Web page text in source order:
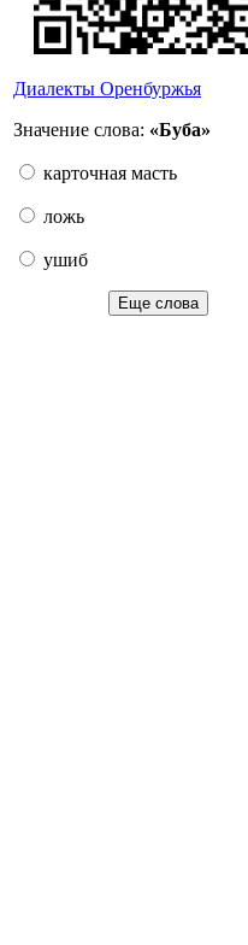
Диалекты Оренбуржья
Значение слова: «Буба»
карточная масть
ложь
ушиб
Еще слова